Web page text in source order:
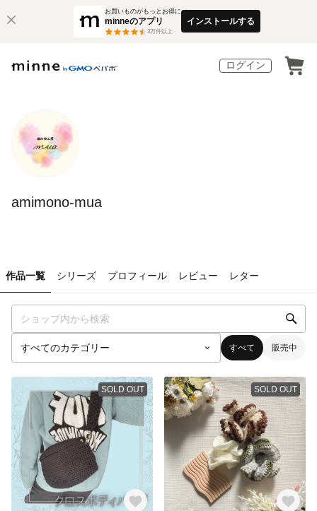
お買いものがもっとお得に
minneのアプリ
3万件以上
インストールする
ログイン
amimono-mua
作品一覧 シリーズ プロフィール レビュー レター
すべて 販売中
SOLD OUT SOLD OUT